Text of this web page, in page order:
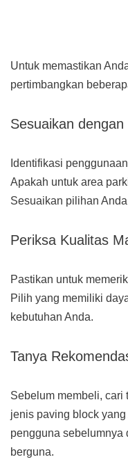
Untuk memastikan
pertimbangkan
Sesuaikan
Identifikasi
Apakah untuk area
Sesuaikan pilihan
Periksa Kualitas
Pastikan untuk
Pilih yang memiliki
kebutuhan Anda.
Tanya
Sebelum membeli, cari
jenis paving block
pengguna sebelumnya
berguna.